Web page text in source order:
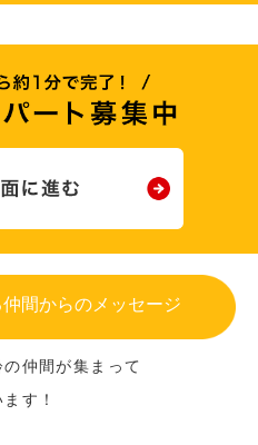
間からのメッセージ
仲間が集まって
す！